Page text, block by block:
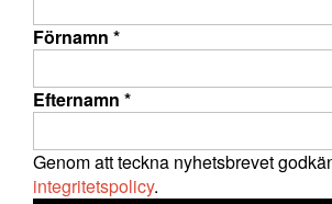
Förnamn *
Efternamn *
Genom att teckna nyhetsbrevet
integritetspolicy.